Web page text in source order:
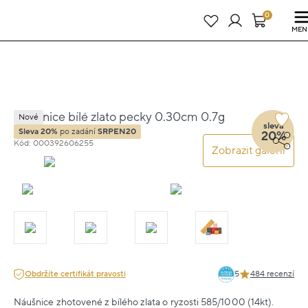
21 dní : 20h : 04m : 03s0
Náušnice bílé zlato pecky 0.30cm 0.7g
Kód: 000392606255
Zobrazit galerii
Nové
Sleva 20% po zadání SRPEN20
sleva
20%
Obdržíte certifikát pravosti 5 484 recenzí
Náušnice zhotovené z bílého zlata o ryzosti 585/1000 (14kt).